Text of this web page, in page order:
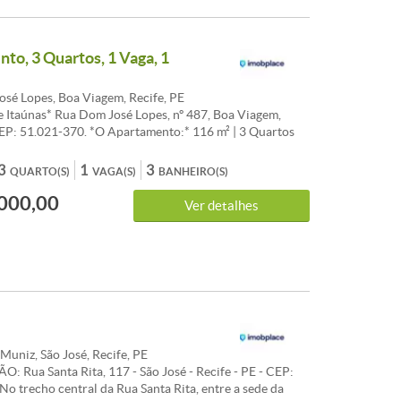
adrianoferreira0 -Cod:21576
3 Quartos, 1 Vaga, 1
Lopes, Boa Viagem, Recife, PE
Itaúnas* Rua Dom José Lopes, nº 487, Boa Viagem,
51.021-370. *O Apartamento:* 116 m² | 3 Quartos
| Cerâmica em todo o apartamento | Dep. de Serviço
| 01 vaga de garagem. *O Empreendimento:*
2003 | 02 Elevadores | 02 unidades por andar |
Central de Gás | Bicicletário | Gerador | Playground |
QUARTO(S) VAGA(S)
1 BANHEIRO(S)
3
Ver detalhes
São José, Recife, PE
Rua Santa Rita, 117 - São José - Recife - PE - CEP:
trecho central da Rua Santa Rita, entre a sede da